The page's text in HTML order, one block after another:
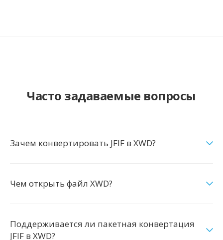
Часто задаваемые вопросы
Зачем конвертировать JFIF в XWD?
Чем открыть файл XWD?
Поддерживается ли пакетная конвертация
JFIF в XWD?